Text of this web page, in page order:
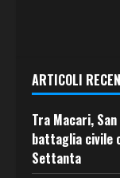
ARTICOLI
Tra Macari,
battaglia civile
Settanta